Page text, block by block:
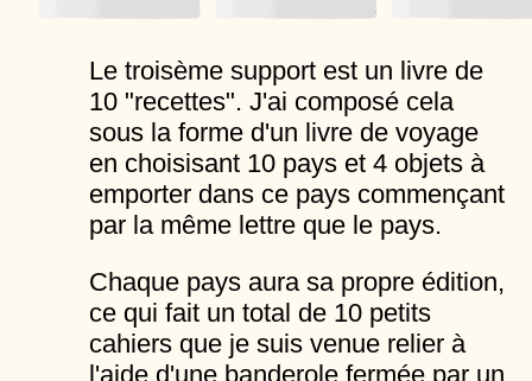
Le troisème support est un livre de
10 "recettes". J'ai composé cela
sous la forme d'un livre de voyage
en choisisant 10 pays et 4 objets à
emporter dans ce pays commençant
par la même lettre que le pays.
Chaque pays aura sa propre édition,
ce qui fait un total de 10 petits
cahiers que je suis venue relier à
l'aide d'une banderole fermée par un